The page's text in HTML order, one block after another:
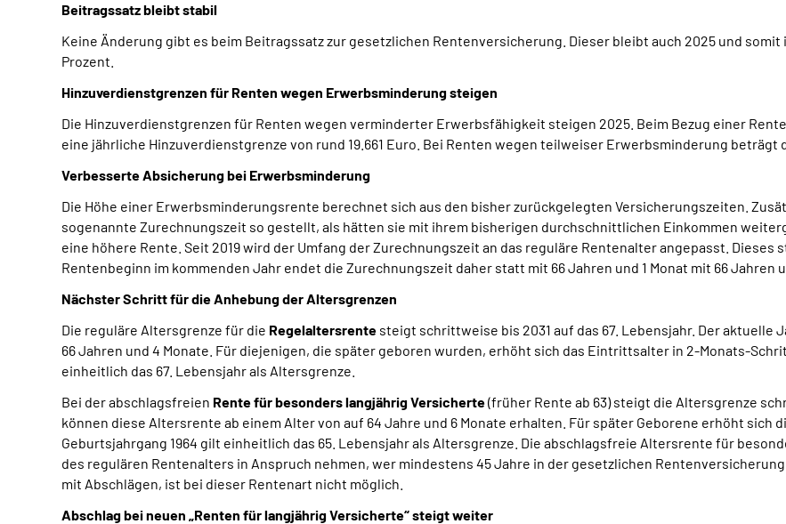
Beitragssatz bleibt stabil
Keine Änderung gibt es beim Beitragssatz zur gesetzlichen Rentenversicherung. Dieser bleibt auch 2025 und
Prozent.
Hinzuverdienstgrenzen für Renten wegen Erwerbsminderung steigen
Die Hinzuverdienstgrenzen für Renten wegen verminderter Erwerbsfähigkeit steigen 2025. Beim Bezug einer
eine jährliche Hinzuverdienstgrenze von rund 19.661 Euro. Bei Renten wegen teilweiser Erwerbsminderung beträgt
Verbesserte Absicherung bei Erwerbsminderung
Die Höhe einer Erwerbsminderungsrente berechnet sich aus den bisher zurückgelegten Versicherungszeiten.
sogenannte Zurechnungszeit so gestellt, als hätten sie mit ihrem bisherigen durchschnittlichen Einkommen
eine höhere Rente. Seit 2019 wird der Umfang der Zurechnungszeit an das reguläre Rentenalter angepasst. Dieses
Rentenbeginn im kommenden Jahr endet die Zurechnungszeit daher statt mit 66 Jahren und 1 Monat mit 66 Jahren
Nächster Schritt für die Anhebung der Altersgrenzen
Die reguläre Altersgrenze für die Regelaltersrente steigt schrittweise bis 2031 auf das 67. Lebensjahr. Der
66 Jahren und 4 Monate. Für diejenigen, die später geboren wurden, erhöht sich das Eintrittsalter in 2-Monats-
einheitlich das 67. Lebensjahr als Altersgrenze.
Bei der abschlagsfreien Rente für besonders langjährig Versicherte(früher Rente ab 63) steigt die Altersgrenze
können diese Altersrente ab einem Alter von auf 64 Jahre und 6 Monate erhalten. Für später Geborene erhöht sich
Geburtsjahrgang 1964 gilt einheitlich das 65. Lebensjahr als Altersgrenze. Die abschlagsfreie Altersrente für
des regulären Rentenalters in Anspruch nehmen, wer mindestens 45 Jahre in der gesetzlichen
mit Abschlägen, ist bei dieser Rentenart nicht möglich.
Abschlag bei neuen „Renten für langjährig Versicherte“ steigt weiter